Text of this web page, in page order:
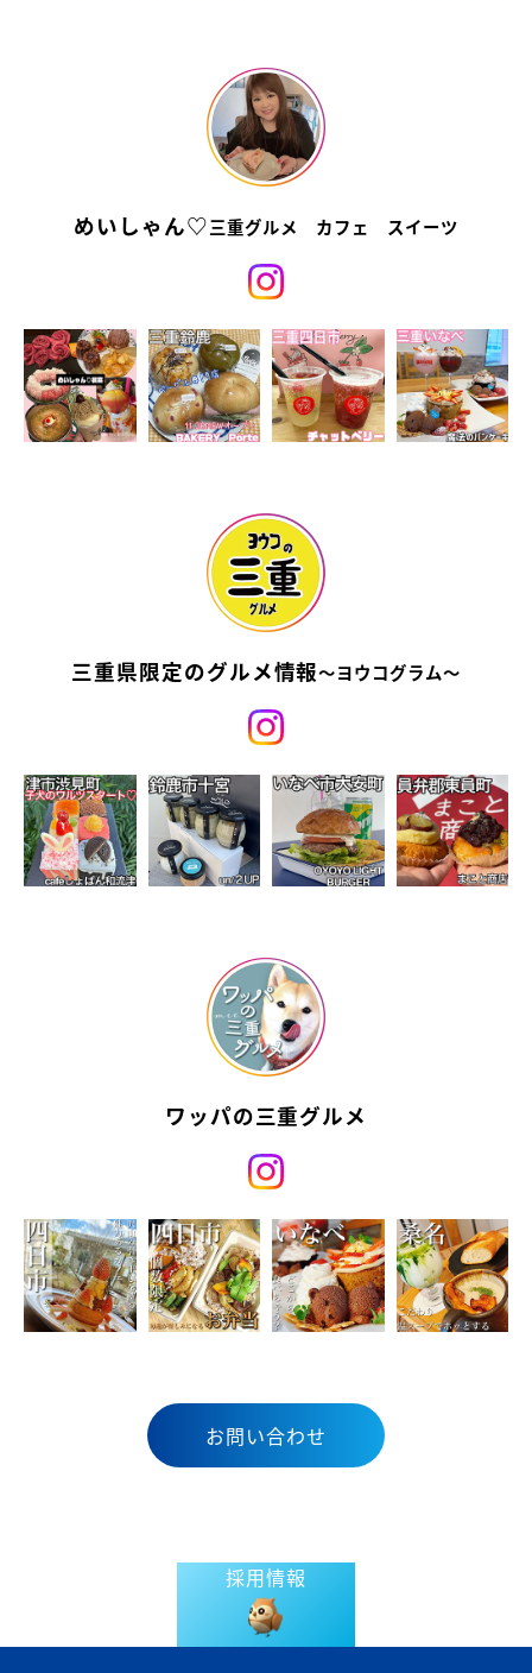
めいしゃん♡三重グルメ カフェ スイーツ
三重県限定のグルメ情報〜ヨウコグラム〜
ワッパの三重グルメ
お問い合わせ
採用情報